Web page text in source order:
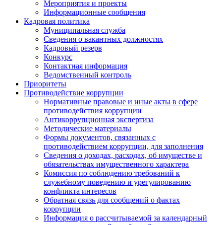
Мероприятия и проекты
Информационные сообщения
Кадровая политика
Муниципальная служба
Сведения о вакантных должностях
Кадровый резерв
Конкурс
Контактная информация
Ведомственный контроль
Приоритеты
Противодействие коррупции
Нормативные правовые и иные акты в сфере
противодействия коррупции
Антикоррупционная экспертиза
Методические материалы
Формы документов, связанных с
противодействием коррупции, для заполнения
Сведения о доходах, расходах, об имуществе и
обязательствах имущественного характера
Комиссия по соблюдению требований к
служебному поведению и урегулированию
конфликта интересов
Обратная связь для сообщений о фактах
коррупции
Информация о рассчитываемой за календарный